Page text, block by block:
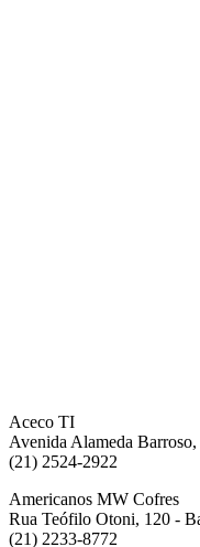
Aceco TI
Avenida Alameda
(21) 2524-2922
Americanos MW Cofres
Rua Teófilo Otoni, 120 -
(21) 2233-8772